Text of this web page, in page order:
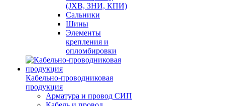
(JXB, ЗНИ, КПИ)
Сальники
Шины
Элементы
крепления и
опломбировки
Кабельно-проводниковая
продукция
Арматура и провод СИП